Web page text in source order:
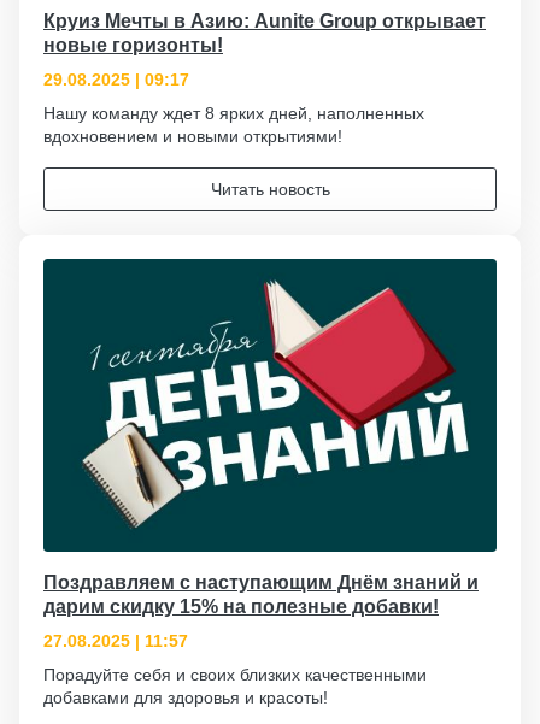
Круиз Мечты в Азию: Aunite Group открывает
новые горизонты!
29.08.2025 | 09:17
Нашу команду ждет 8 ярких дней, наполненных
вдохновением и новыми открытиями!
Читать новость
Поздравляем с наступающим Днём знаний и
дарим скидку 15% на полезные добавки!
27.08.2025 | 11:57
Порадуйте себя и своих близких качественными
добавками для здоровья и красоты!